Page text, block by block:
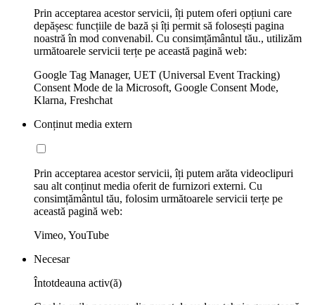
Prin acceptarea acestor servicii, îți putem oferi opțiuni care
depășesc funcțiile de bază și îți permit să folosești pagina
noastră în mod convenabil. Cu consimțământul tău., utilizăm
următoarele servicii terțe pe această pagină web:
Google Tag Manager, UET (Universal Event Tracking)
Consent Mode de la Microsoft, Google Consent Mode,
Klarna, Freshchat
Conținut media extern
Prin acceptarea acestor servicii, îți putem arăta videoclipuri
sau alt conținut media oferit de furnizori externi. Cu
consimțământul tău, folosim următoarele servicii terțe pe
această pagină web:
Vimeo, YouTube
Necesar
Întotdeauna activ(ă)